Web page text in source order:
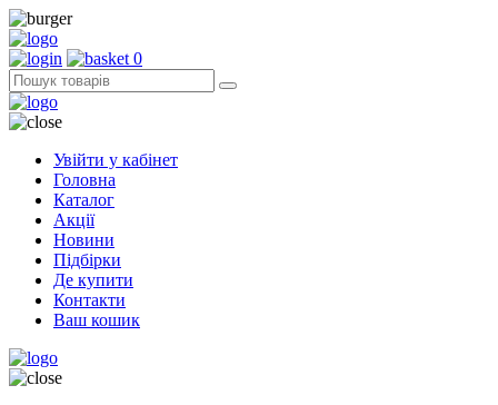
0
Увійти у кабінет
Головна
Каталог
Акції
Новини
Підбірки
Де купити
Контакти
Ваш кошик